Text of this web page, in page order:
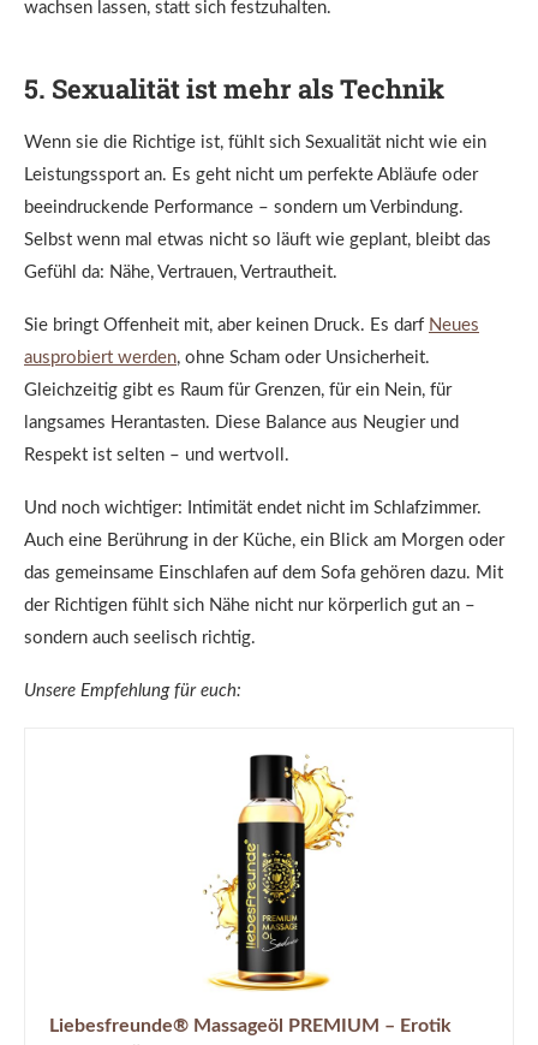
wachsen lassen, statt sich festzuhalten.
5. Sexualität ist mehr als Technik
Wenn sie die Richtige ist, fühlt sich Sexualität nicht wie ein
Leistungssport an. Es geht nicht um perfekte Abläufe oder
beeindruckende Performance – sondern um Verbindung.
Selbst wenn mal etwas nicht so läuft wie geplant, bleibt das
Gefühl da: Nähe, Vertrauen, Vertrautheit.
Sie bringt Offenheit mit, aber keinen Druck. Es darf Neues
ausprobiert werden, ohne Scham oder Unsicherheit.
Gleichzeitig gibt es Raum für Grenzen, für ein Nein, für
langsames Herantasten. Diese Balance aus Neugier und
Respekt ist selten – und wertvoll.
Und noch wichtiger: Intimität endet nicht im Schlafzimmer.
Auch eine Berührung in der Küche, ein Blick am Morgen oder
das gemeinsame Einschlafen auf dem Sofa gehören dazu. Mit
der Richtigen fühlt sich Nähe nicht nur körperlich gut an –
sondern auch seelisch richtig.
Unsere Empfehlung für euch:
Liebesfreunde® Massageöl PREMIUM – Erotik